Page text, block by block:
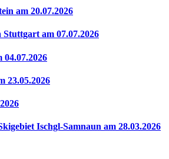
am 20.07.2026
am 07.07.2026
23.05.2026
Ischgl-Samnaun am 28.03.2026